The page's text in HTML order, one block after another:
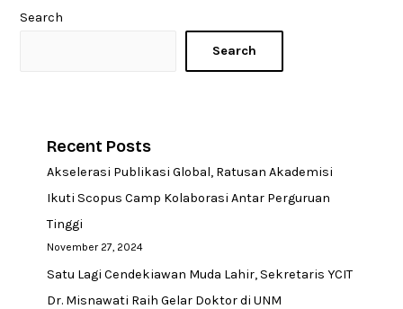
Search
Search
Recent Posts
Akselerasi Publikasi Global, Ratusan Akademisi
Ikuti Scopus Camp Kolaborasi Antar Perguruan
Tinggi
November 27, 2024
Satu Lagi Cendekiawan Muda Lahir, Sekretaris YCIT
Dr. Misnawati Raih Gelar Doktor di UNM